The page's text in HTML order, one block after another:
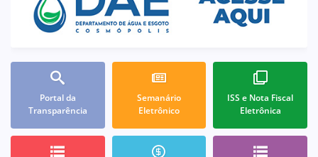
Portal da
Transparência
Semanário
Eletrônico
ISS e Nota Fiscal
Eletrônica